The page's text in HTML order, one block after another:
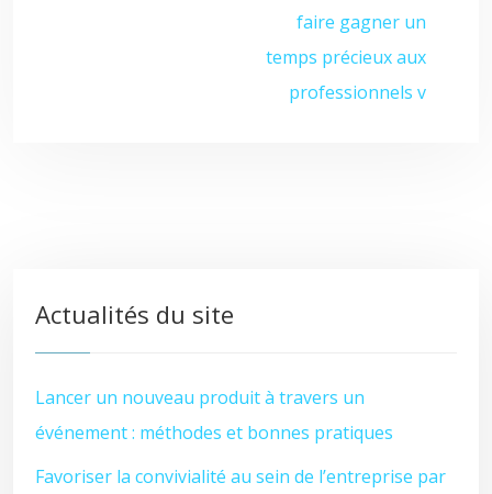
faire gagner un
temps précieux aux
professionnels v
Actualités du site
Lancer un nouveau produit à travers un
événement : méthodes et bonnes pratiques
Favoriser la convivialité au sein de l’entreprise par